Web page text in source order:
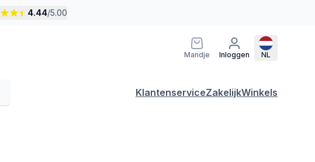
4.44/5.00
Mandje Inloggen NL
KlantenserviceZakelijkWinkels